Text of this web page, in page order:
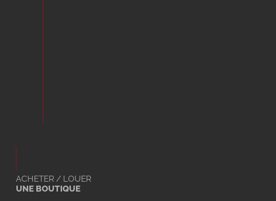
ACHETER / LOUER
UNE BOUTIQUE